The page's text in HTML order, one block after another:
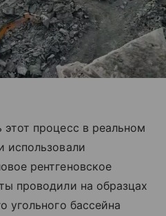
процесс в реальном
использовали
рентгеновское
проводили на образцах
угольного бассейна